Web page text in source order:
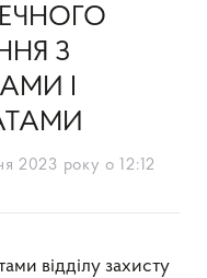
З
І
2023 року о 12:12
відділу захисту